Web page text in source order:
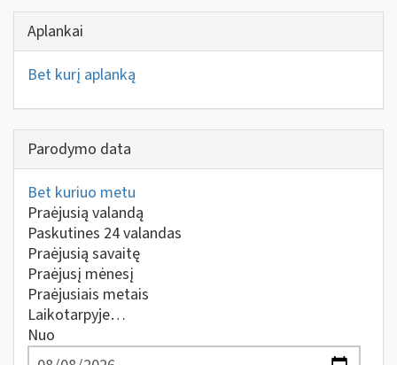
Aplankai
Bet kurį aplanką
Parodymo data
Bet kuriuo metu
Praėjusią valandą
Paskutines 24 valandas
Praėjusią savaitę
Praėjusį mėnesį
Praėjusiais metais
Laikotarpyje…
Nuo